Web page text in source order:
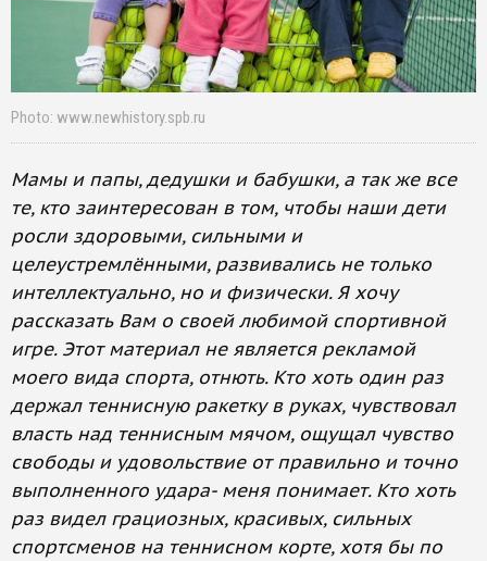
Photo: www.newhistory.spb.ru
Мамы и папы, дедушки и бабушки, а так же все
те, кто заинтересован в том, чтобы наши дети
росли здоровыми, сильными и
целеустремлёнными, развивались не только
интеллектуально, но и физически. Я хочу
рассказать Вам о своей любимой спортивной
игре. Этот материал не является рекламой
моего вида спорта, отнють. Кто хоть один раз
держал теннисную ракетку в руках, чувствовал
власть над теннисным мячом, ощущал чувство
свободы и удовольствие от правильно и точно
выполненного удара- меня понимает. Кто хоть
раз видел грациозных, красивых, сильных
спортсменов на теннисном корте, хотя бы по